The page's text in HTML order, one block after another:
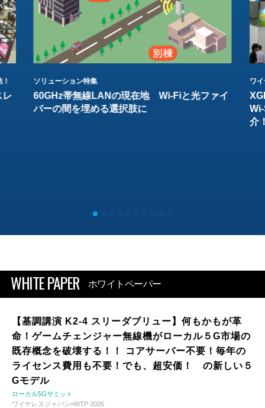
レ
ソリューション特集
60GHz帯無線LANの現在地 Wi-Fiと光ファイ
バーの間を埋める選択肢に
ワ
介
WHITE PAPER ホワイトペーパー
【基調講演 K2-4 スリーダブリュー】何もかもが革
命！ゲームチェンジャー無線機がローカル５G市場の
既存概念を破壊する！！ コアサーバー不要！毎年の
ライセンス費用も不要！でも、超安価！ の新しい５
Gモデル
ローカル5Gサミット
ワイヤレスジャパン×WTP 2026